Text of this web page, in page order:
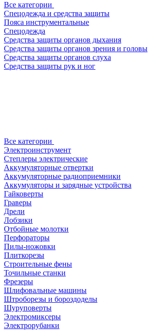
Все категории
Спецодежда и средства защиты
Пояса инструментальные
Спецодежда
Средства защиты органов дыхания
Средства защиты органов зрения и головы
Средства защиты органов слуха
Средства защиты рук и ног
Все категории
Электроинструмент
Степлеры электрические
Аккумуляторные отвертки
Аккумуляторные радиоприемники
Аккумуляторы и зарядные устройства
Гайковерты
Граверы
Дрели
Лобзики
Отбойные молотки
Перфораторы
Пилы-ножовки
Плиткорезы
Строительные фены
Точильные станки
Фрезеры
Шлифовальные машины
Штроборезы и бороздоделы
Шуруповерты
Электромиксеры
Электрорубанки